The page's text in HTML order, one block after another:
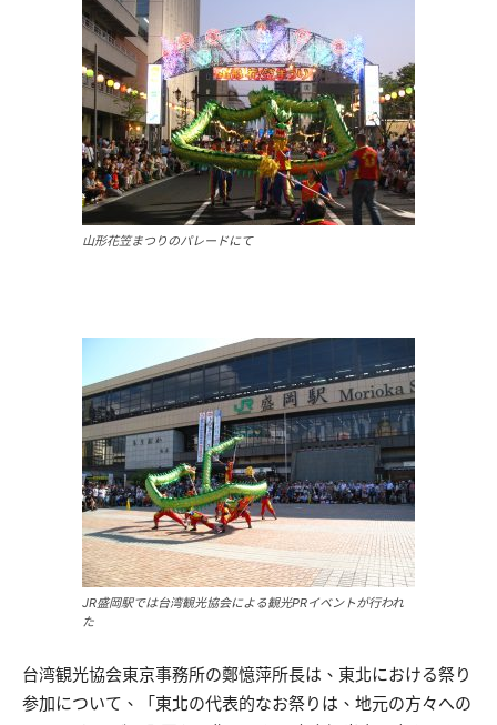
山形花笠まつりのパレードにて
JR盛岡駅では台湾観光協会による観光PRイベントが行われ
た
台湾観光協会東京事務所の鄭憶萍所長は、東北における祭り
参加について、「東北の代表的なお祭りは、地元の方々への